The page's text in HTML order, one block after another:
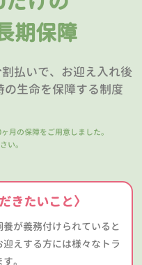
期保障
払いで、お迎え入れ後
生命を保障する制度
月の保障をご用意しました。
い。
きたいこと〉
が義務付けられていると
えする方には様々なトラ
。